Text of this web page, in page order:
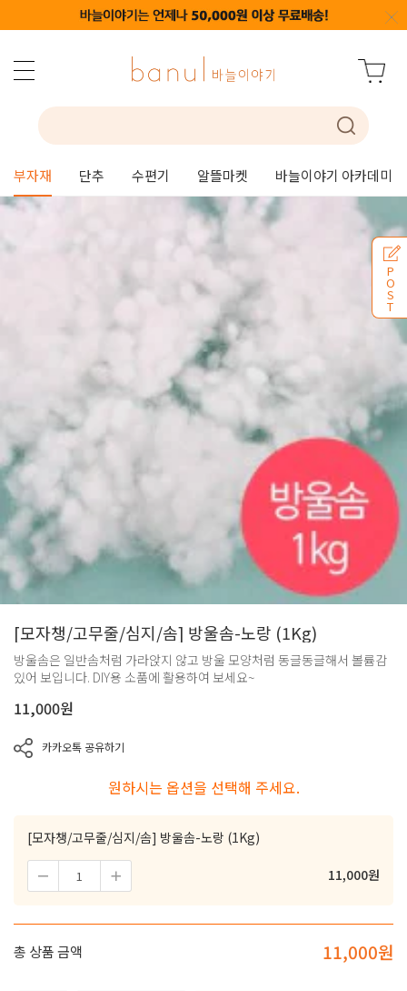
부자재 단추 수편기 알뜰마켓 바늘이야기 아카데미
P
O
S
T
[모자챙/고무줄/심지/솜] 방울솜-노랑 (1Kg)
방울솜은 일반솜처럼 가라앉지 않고 방울 모양처럼 동글동글해서 볼륨감
있어 보입니다. DIY용 소품에 활용하여 보세요~
11,000원
카카오톡 공유하기
원하시는 옵션을 선택해 주세요.
[모자챙/고무줄/심지/솜] 방울솜-노랑 (1Kg)
11,000원
총 상품 금액 11,000원